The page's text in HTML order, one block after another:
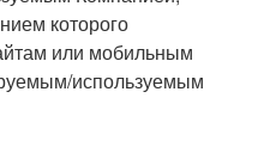
которого
или мобильным
используемым